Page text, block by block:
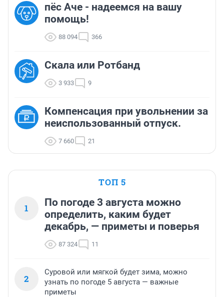
пёс Аче - надеемся на вашу
помощь!
88 094 366
Скала или Ротбанд
3 933 9
Компенсация при увольнении за
неиспользованный отпуск.
7 660 21
ТОП 5
1
По погоде 3 августа можно
определить, каким будет
декабрь, — приметы и поверья
87 324 11
2
Суровой или мягкой будет зима, можно
узнать по погоде 5 августа — важные
приметы